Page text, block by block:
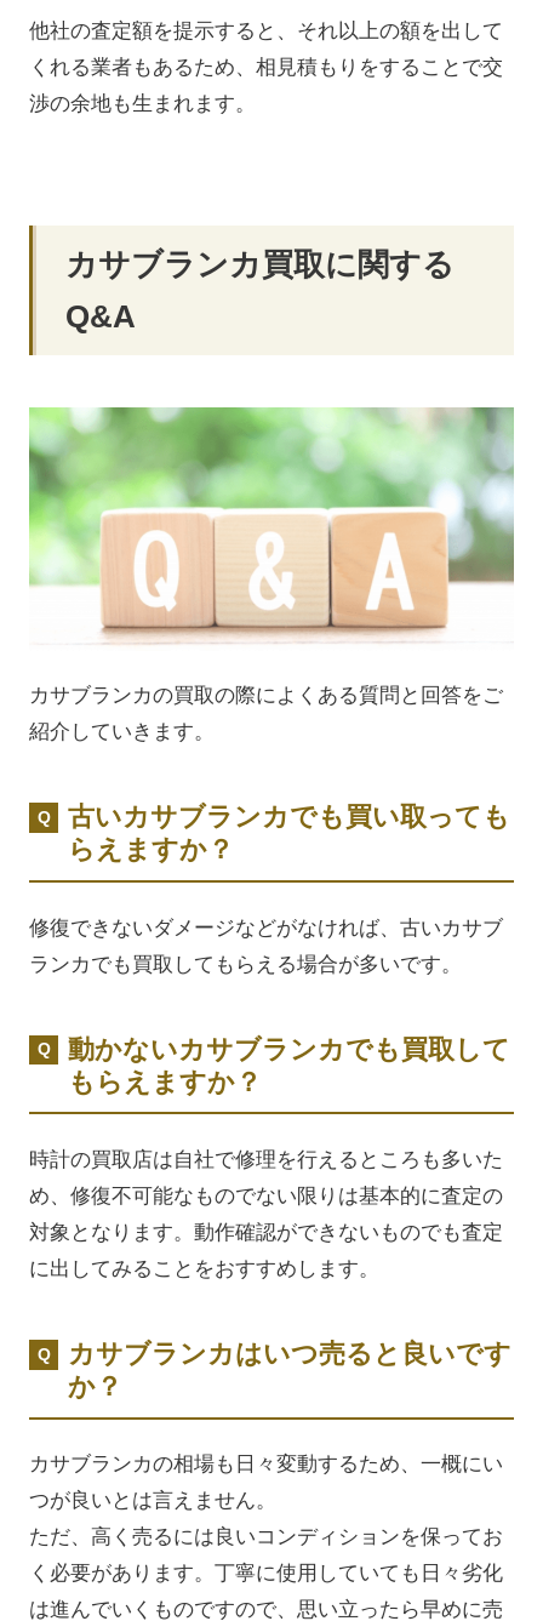
他社の査定額を提示すると、それ以上の額を出して
くれる業者もあるため、相見積もりをすることで交
渉の余地も生まれます。
カサブランカ買取に関する
Q&A
カサブランカの買取の際によくある質問と回答をご
紹介していきます。
古いカサブランカでも買い取っても
らえますか？
修復できないダメージなどがなければ、古いカサブ
ランカでも買取してもらえる場合が多いです。
動かないカサブランカでも買取して
もらえますか？
時計の買取店は自社で修理を行えるところも多いた
め、修復不可能なものでない限りは基本的に査定の
対象となります。動作確認ができないものでも査定
に出してみることをおすすめします。
カサブランカはいつ売ると良いです
か？
カサブランカの相場も日々変動するため、一概にい
つが良いとは言えません。
ただ、高く売るには良いコンディションを保ってお
く必要があります。丁寧に使用していても日々劣化
は進んでいくものですので、思い立ったら早めに売